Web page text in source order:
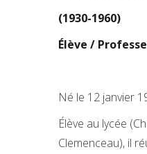
(1930-1960)
Élève /
Né le 12 janvier
Élève au lycée
Clemenceau), il